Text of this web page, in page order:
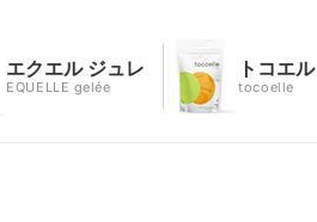
エクエル ジュレ
EQUELLE gelée
トコエル
tocoelle